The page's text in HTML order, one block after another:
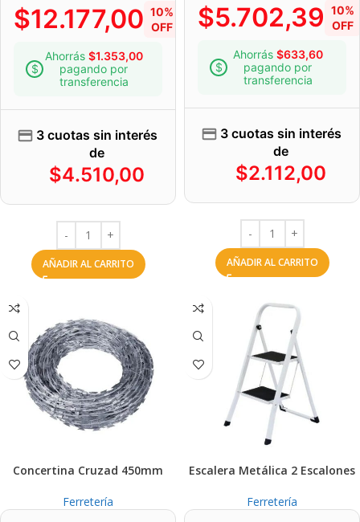
$12.177,00 10%
OFF
Ahorrás $1.353,00
pagando por
transferencia
3 cuotas sin interés
de
$4.510,00
AÑADIR AL CARRITO
$5.702,39 10%
OFF
Ahorrás $633,60
pagando por
transferencia
3 cuotas sin interés
de
$2.112,00
AÑADIR AL CARRITO
Concertina Cruzad 450mm
Ferretería
Escalera Metálica 2 Escalones
Ferretería